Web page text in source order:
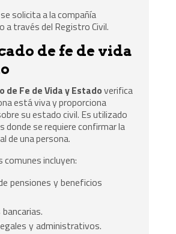
solicita a la compañía
a través del Registro Civil.
de fe de vida
de Fe de Vida y Estadoverifica
está viva y proporciona
su estado civil. Es utilizado
donde se requiere confirmar la
de una persona.
comunes incluyen:
pensiones y beneficios
y administrativos.